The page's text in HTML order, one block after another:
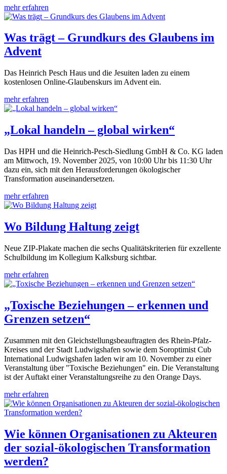
mehr erfahren
Was trägt – Grundkurs des Glaubens im
Advent
Das Heinrich Pesch Haus und die Jesuiten laden zu einem
kostenlosen Online-Glaubenskurs im Advent ein.
mehr erfahren
„Lokal handeln – global wirken“
Das HPH und die Heinrich-Pesch-Siedlung GmbH & Co. KG laden
am Mittwoch, 19. November 2025, von 10:00 Uhr bis 11:30 Uhr
dazu ein, sich mit den Herausforderungen ökologischer
Transformation auseinandersetzen.
mehr erfahren
Wo Bildung Haltung zeigt
Neue ZIP-Plakate machen die sechs Qualitätskriterien für exzellente
Schulbildung im Kollegium Kalksburg sichtbar.
mehr erfahren
„Toxische Beziehungen – erkennen und
Grenzen setzen“
Zusammen mit den Gleichstellungsbeauftragten des Rhein-Pfalz-
Kreises und der Stadt Ludwigshafen sowie dem Soroptimist Cub
International Ludwigshafen laden wir am 10. November zu einer
Veranstaltung über "Toxische Beziehungen" ein. Die Veranstaltung
ist der Auftakt einer Veranstaltungsreihe zu den Orange Days.
mehr erfahren
Wie können Organisationen zu Akteuren
der sozial-ökologischen Transformation
werden?